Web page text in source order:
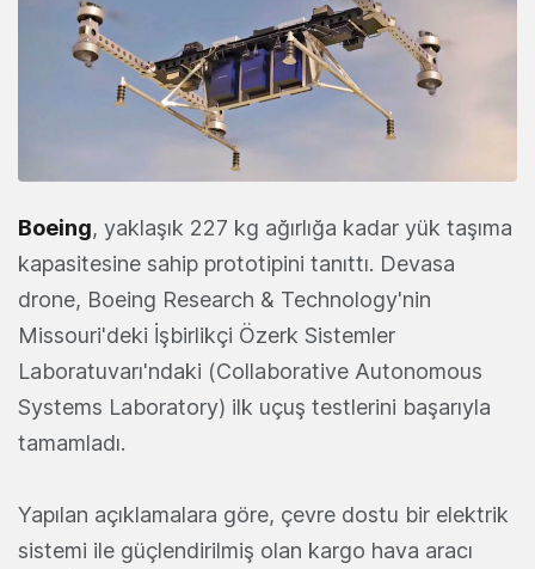
Boeing, yaklaşık 227 kg ağırlığa kadar yük taşıma
kapasitesine sahip prototipini tanıttı. Devasa
drone, Boeing Research & Technology'nin
Missouri'deki İşbirlikçi Özerk Sistemler
Laboratuvarı'ndaki (Collaborative Autonomous
Systems Laboratory) ilk uçuş testlerini başarıyla
tamamladı.
Yapılan açıklamalara göre, çevre dostu bir elektrik
sistemi ile güçlendirilmiş olan kargo hava aracı